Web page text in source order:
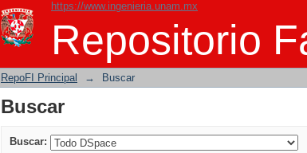
https://www.ingenieria.unam.mx
Repositorio
Buscar
RepoFI Principal → Buscar
Buscar
Buscar: